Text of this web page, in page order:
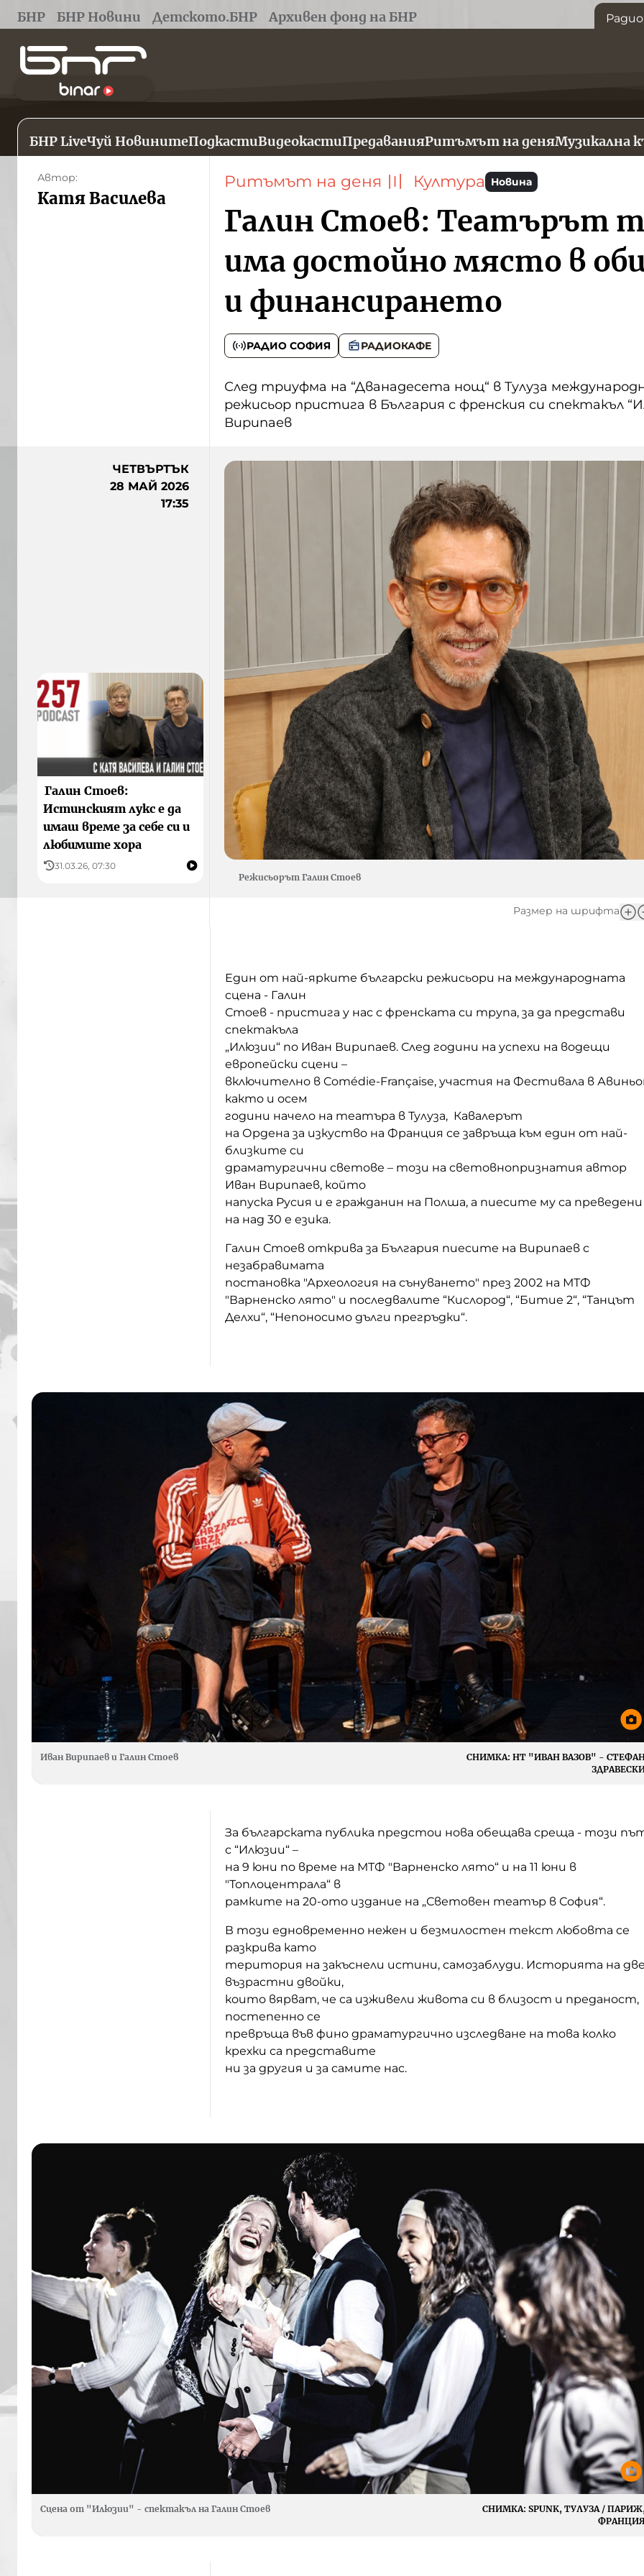
БНР БНР Новини Детското.БНР Архивен фонд на БНР
БНР LiveЧуй НовинитеПодкастиВидеокастиПредаванияРитъмът на деняМузикална
Автор:
Катя Василева
Ритъмът на деня 〣 Култура Новина
Галин Стоев: Театърът
има достойно място в
и финансирането
РАДИО СОФИЯ РАДИОКАФЕ
След триуфма на “Дванадесета нощ“ в Тулуза
режисьор пристига в България с френския си спектакъл
Вирипаев
ЧЕТВЪРТЪК
28 МАЙ 2026
17:35
Галин Стоев:
Истинският лукс е да
имаш време за себе си и
любимите хора
31.03.26, 07:30
Режисьорът Галин Стоев
Размер на шрифта
Един от най-ярките български режисьори на международната
сцена - Галин
Стоев - пристига у нас с френската си трупа, за да представи
спектакъла
„Илюзии“ по Иван Вирипаев. След години на успехи на водещи
европейски сцени –
включително в Comédie-Française, участия на Фестивала в
както и осем
години начело на театъра в Тулуза, Кавалерът
на Ордена за изкуство на Франция се завръща към един от най-
близките си
драматургични светове – този на световнопризнатия автор
Иван Вирипаев, който
напуска Русия и е гражданин на Полша, а пиесите му са преведени
на над 30 е езика.
Галин Стоев открива за България пиесите на Вирипаев с
незабравимата
постановка "Археология на сънуването" през 2002 на МТФ
"Варненско лято" и последвалите “Кислород“, “Битие 2“, “Танцът
Делхи“, “Непоносимо дълги прегръдки“.
Иван Вирипаев и Галин Стоев СНИМКА: НТ "ИВАН ВАЗОВ" -
За българската публика предстои нова обещава среща - този
с “Илюзии“ –
на 9 юни по време на МТФ "Варненско лято“ и на 11 юни в
"Топлоцентрала“ в
рамките на 20-ото издание на „Световен театър в София“.
В този едновременно нежен и безмилостен текст любовта се
разкрива като
територия на закъснели истини, самозаблуди. Историята на
възрастни двойки,
които вярват, че са изживели живота си в близост и преданост,
постепенно се
превръща във фино драматургично изследване на това колко
крехки са представите
ни за другия и за самите нас.
Сцена от "Илюзии" - спектакъл на Галин Стоев СНИМКА: SPUNK, ТУЛУЗА /